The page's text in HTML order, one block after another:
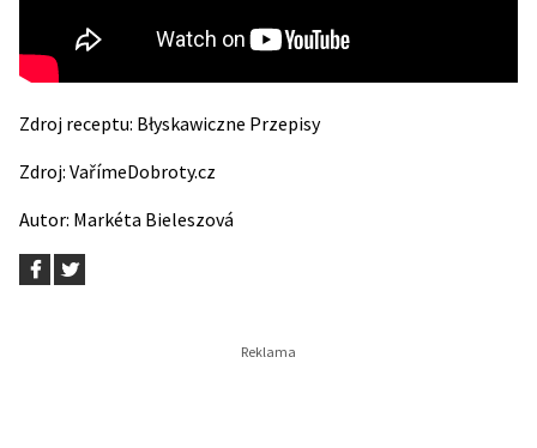
Zdroj receptu: Błyskawiczne Przepisy
Zdroj: VařímeDobroty.cz
Autor: Markéta Bieleszová